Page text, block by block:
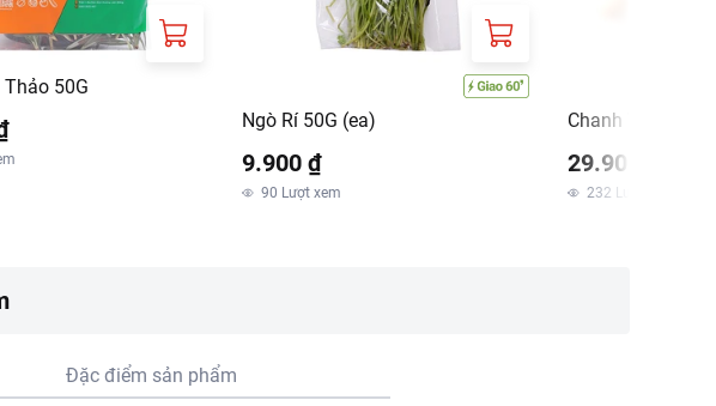
50G
Ngò Rí 50G (ea)
9.900 ₫
90 Lượt xem
Chanh Vàng
29.900 ₫
232 Lượt xem
Đặc điểm sản phẩm